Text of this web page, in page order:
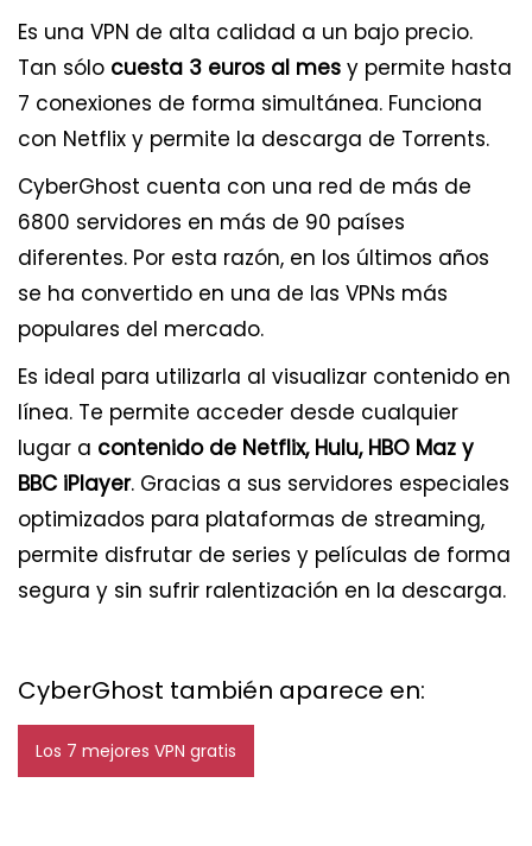
Es una VPN de alta calidad a un bajo precio.
Tan sólo cuesta 3 euros al mes y permite hasta
7 conexiones de forma simultánea. Funciona
con Netflix y permite la descarga de Torrents.
CyberGhost cuenta con una red de más de
6800 servidores en más de 90 países
diferentes. Por esta razón, en los últimos años
se ha convertido en una de las VPNs más
populares del mercado.
Es ideal para utilizarla al visualizar contenido en
línea. Te permite acceder desde cualquier
lugar a contenido de Netflix, Hulu, HBO Maz y
BBC iPlayer. Gracias a sus servidores especiales
optimizados para plataformas de streaming,
permite disfrutar de series y películas de forma
segura y sin sufrir ralentización en la descarga.
CyberGhost también aparece en:
Los 7 mejores VPN gratis